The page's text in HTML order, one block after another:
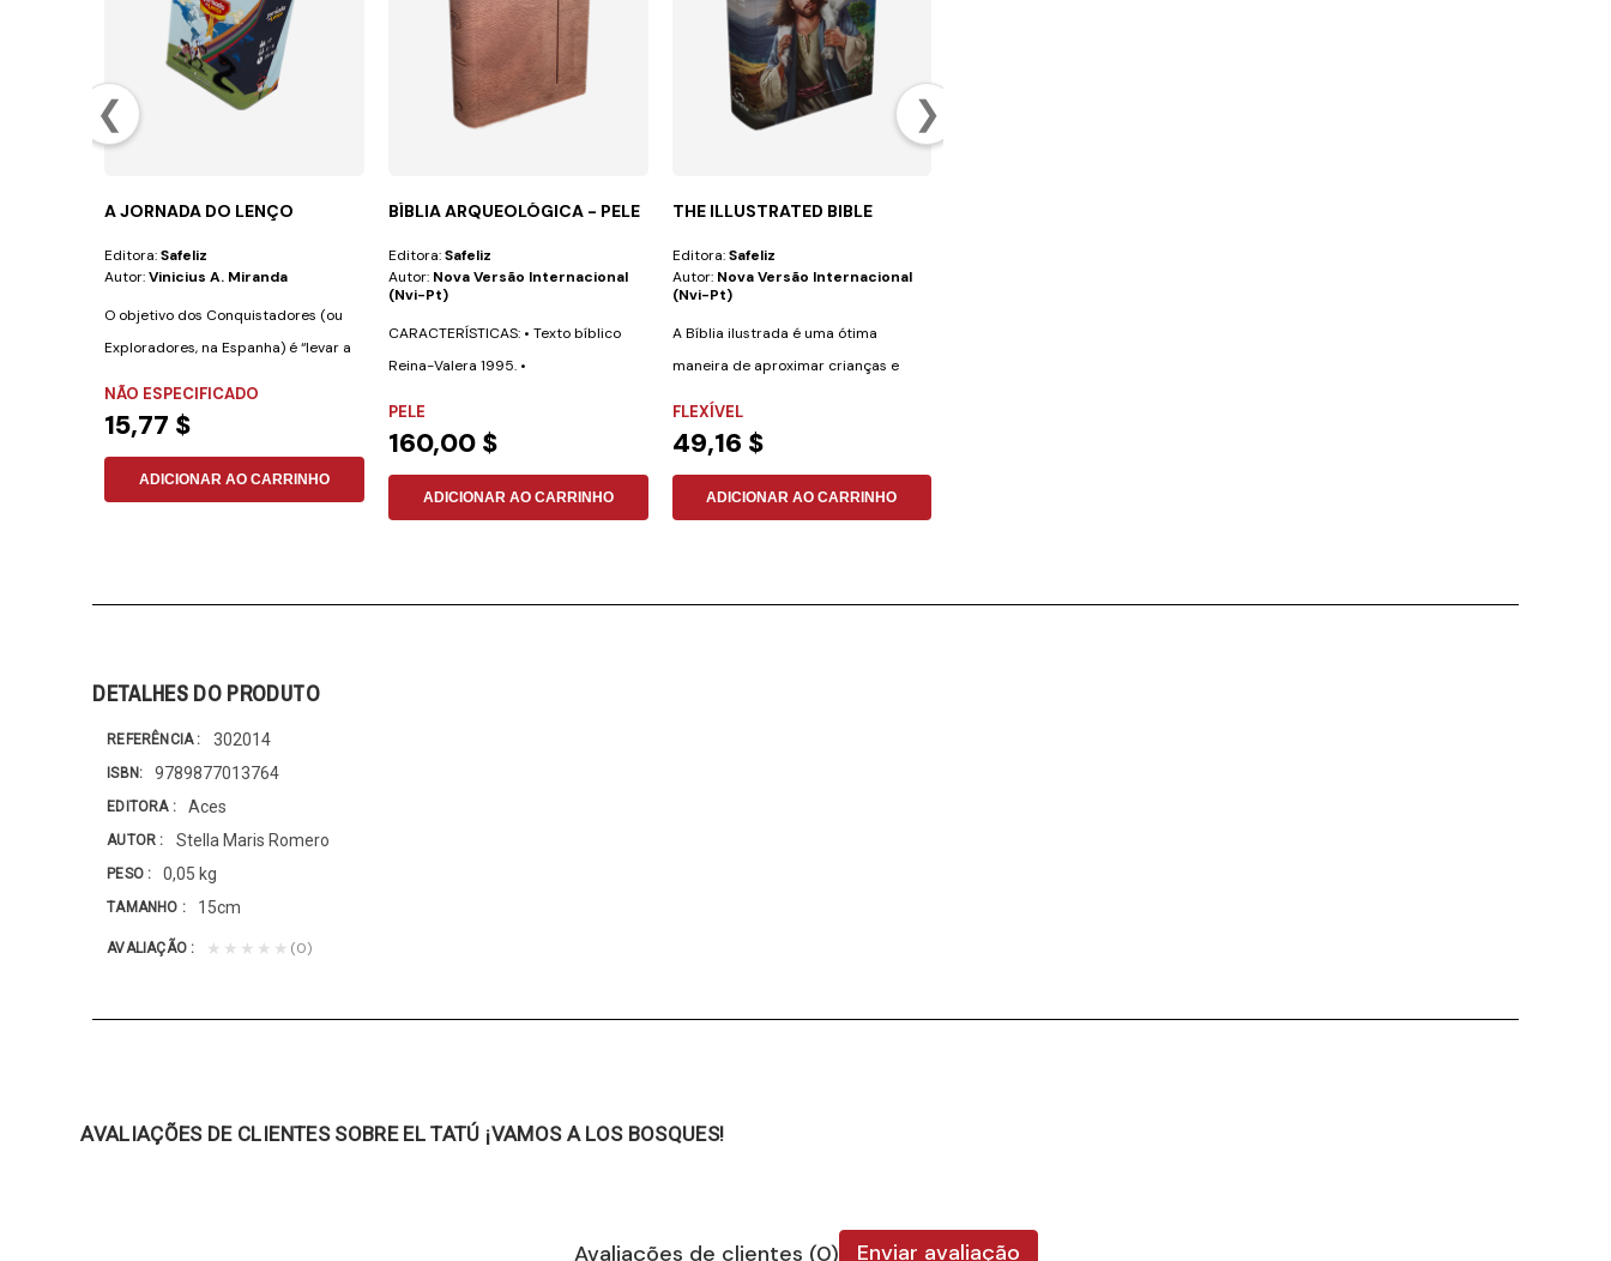
❮ ❯
A JORNADA DO LENÇO
Editora:Safeliz
Autor:Vinicius A. Miranda
O objetivo dos Conquistadores (ou
Exploradores, na Espanha) é “levar a
NÃO ESPECIFICADO
15,77 $
ADICIONAR AO CARRINHO
BÍBLIA ARQUEOLÓGICA - PELE
Editora:Safeliz
Autor: Nova Versão Internacional
(nvi-Pt)
CARACTERÍSTICAS: • Texto bíblico
Reina-Valera 1995. •
PELE
160,00 $
ADICIONAR AO CARRINHO
THE ILLUSTRATED BIBLE
Editora:Safeliz
Autor: Nova Versão Internacional
(nvi-Pt)
A Bíblia ilustrada é uma ótima
maneira de aproximar crianças e
adultos de um...
FLEXÍVEL
49,16 $
ADICIONAR AO CARRINHO
DETALHES DO PRODUTO
REFERÊNCIA 302014
ISBN 9789877013764
EDITORA Aces
AUTOR Stella Maris Romero
PESO 0,05 kg
TAMANHO 15cm
AVALIAÇÃO ★★★★★ (0)
AVALIAÇÕES DE CLIENTES SOBRE EL TATÚ ¡VAMOS A LOS BOSQUES!
Avaliações de clientes (0) Enviar avaliação